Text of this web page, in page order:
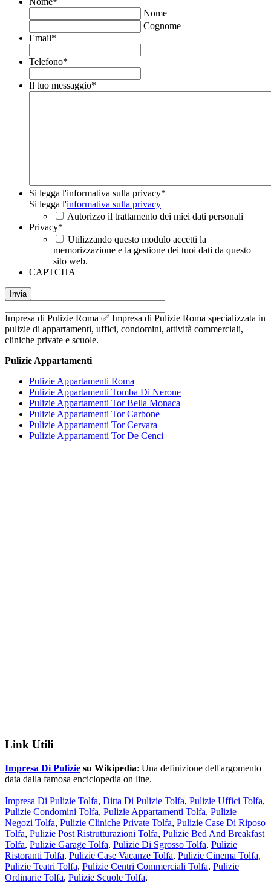
Nome
Cognome
Email*
Telefono*
Il tuo messaggio*
Si legga l'informativa sulla privacy*
Si legga l'informativa sulla privacy
Autorizzo il trattamento dei miei dati personali
Privacy*
Utilizzando questo modulo accetti la
memorizzazione e la gestione dei tuoi dati da questo
sito web.
CAPTCHA
Impresa di Pulizie Roma ✅ Impresa di Pulizie Roma specializzata in
pulizie di appartamenti, uffici, condomini, attività commerciali,
cliniche private e scuole.
Pulizie Appartamenti
Pulizie Appartamenti Roma
Pulizie Appartamenti Tomba Di Nerone
Pulizie Appartamenti Tor Bella Monaca
Pulizie Appartamenti Tor Carbone
Pulizie Appartamenti Tor Cervara
Pulizie Appartamenti Tor De Cenci
Link Utili
Impresa Di Pulizie su Wikipedia: Una definizione dell'argomento
data dalla famosa enciclopedia on line.
Impresa Di Pulizie Tolfa, Ditta Di Pulizie Tolfa, Pulizie Uffici Tolfa,
Pulizie Condomini Tolfa, Pulizie Appartamenti Tolfa, Pulizie
Negozi Tolfa, Pulizie Cliniche Private Tolfa, Pulizie Case Di Riposo
Tolfa, Pulizie Post Ristrutturazioni Tolfa, Pulizie Bed And Breakfast
Tolfa, Pulizie Garage Tolfa, Pulizie Di Sgrosso Tolfa, Pulizie
Ristoranti Tolfa, Pulizie Case Vacanze Tolfa, Pulizie Cinema Tolfa,
Pulizie Teatri Tolfa, Pulizie Centri Commerciali Tolfa, Pulizie
Ordinarie Tolfa, Pulizie Scuole Tolfa,